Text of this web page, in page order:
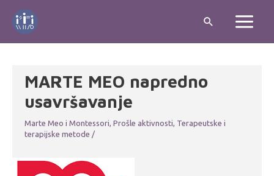
Search
Main
MARTE MEO napredno
usavršavanje
Marte Meo i Montessori, Prošle aktivnosti, Terapeutske i
terapijske metode /